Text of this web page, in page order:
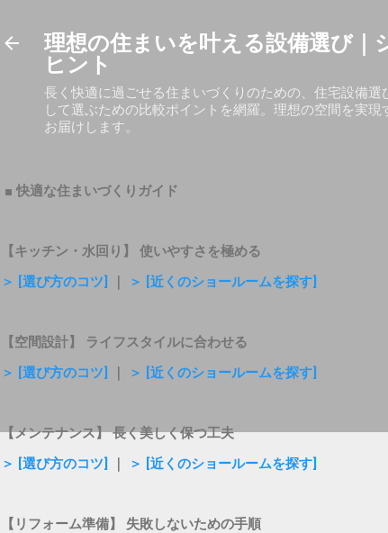
理想の住まいを叶える設備選び｜
ヒント
長く快適に過ごせる住まいづくりのための、住宅設備
して選ぶための比較ポイントを網羅。理想の空間を実
お届けします。
■ 快適な住まいづくりガイド
【キッチン・水回り】 使いやすさを極める
＞ [選び方のコツ]
＞ [近くのショールームを探す]
【空間設計】 ライフスタイルに合わせる
＞ [選び方のコツ]
＞ [近くのショールームを探す]
【メンテナンス】 長く美しく保つ工夫
＞ [選び方のコツ]
＞ [近くのショールームを探す]
【リフォーム準備】 失敗しないための手順